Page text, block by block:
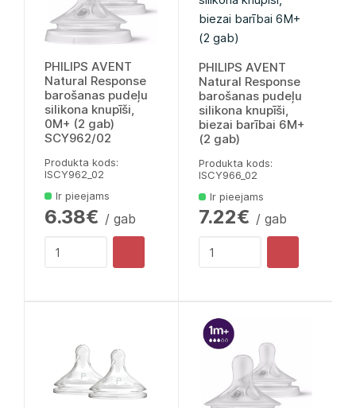
PHILIPS AVENT
Natural Response
barošanas pudeļu
silikona knupīši,
0M+ (2 gab)
SCY962/02
Produkta kods:
lSCY962_02
Ir pieejams
6.38€ / gab
PHILIPS AVENT
Natural Response
barošanas pudeļu
silikona knupīši,
biezai barībai 6M+
(2 gab)
Produkta kods:
lSCY966_02
Ir pieejams
7.22€ / gab